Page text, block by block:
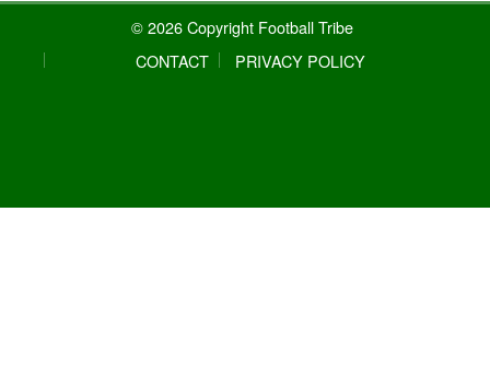
© 2026 Copyright Football Tribe
CONTACT
PRIVACY POLICY